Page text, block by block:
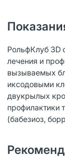
РольфКлуб 3D
лечения и
вызываемых
иксодовыми
двукрылых
профилактики
(бабезиоз,